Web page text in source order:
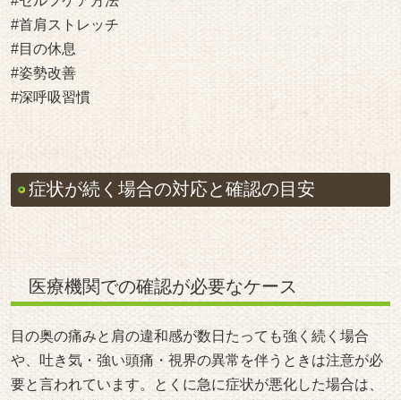
#首肩ストレッチ
#目の休息
#姿勢改善
#深呼吸習慣
症状が続く場合の対応と確認の目安
医療機関での確認が必要なケース
目の奥の痛みと肩の違和感が数日たっても強く続く場合
や、吐き気・強い頭痛・視界の異常を伴うときは注意が必
要と言われています。とくに急に症状が悪化した場合は、